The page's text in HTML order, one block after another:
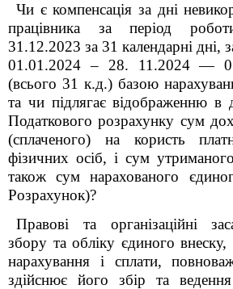
Чи є компенсація за дні
працівника за період
31.12.2023 за 31 календарні дні,
01.01.2024 – 28. 11.2024 — 0
(всього 31 к.д.) базою
та чи підлягає відображенню
Податкового розрахунку сум
(сплаченого) на користь
фізичних осіб, і сум
також сум нарахованого
Розрахунок)?
Правові та організаційні
збору та обліку єдиного
нарахування і сплати,
здійснює його збір та